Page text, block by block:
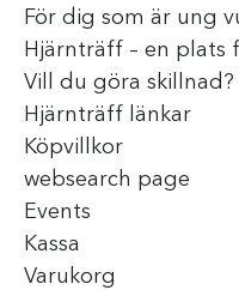
För dig som är ung
Hjärnträff – en plats
Vill du göra skillnad?
Hjärnträff länkar
Köpvillkor
websearch page
Events
Kassa
Varukorg